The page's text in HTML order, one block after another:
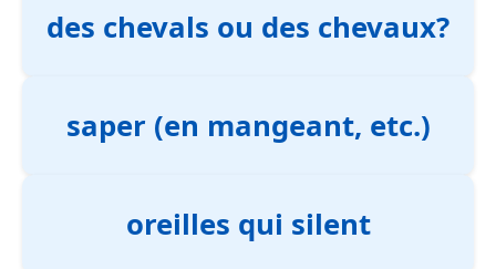
des chevals ou des chevaux?
saper (en mangeant, etc.)
oreilles qui silent